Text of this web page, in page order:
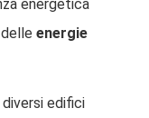
energetica
energie
diversi edifici